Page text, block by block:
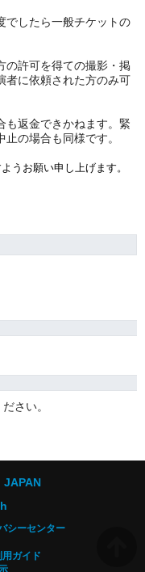
でしたら一般チケットの
の許可を得ての撮影・掲
者に依頼された方のみ可
も返金できかねます。緊
の場合も同様です。
うお願い申し上げます。
さい。
JAPAN
シーセンター
用ガイド